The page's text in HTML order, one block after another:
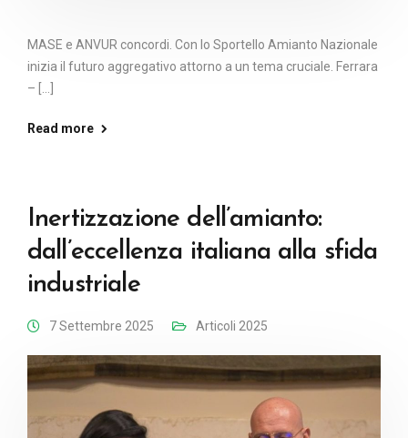
MASE e ANVUR concordi. Con lo Sportello Amianto Nazionale
inizia il futuro aggregativo attorno a un tema cruciale. Ferrara
– [...]
Read more
Inertizzazione dell’amianto:
dall’eccellenza italiana alla sfida
industriale
7 Settembre 2025 Articoli 2025